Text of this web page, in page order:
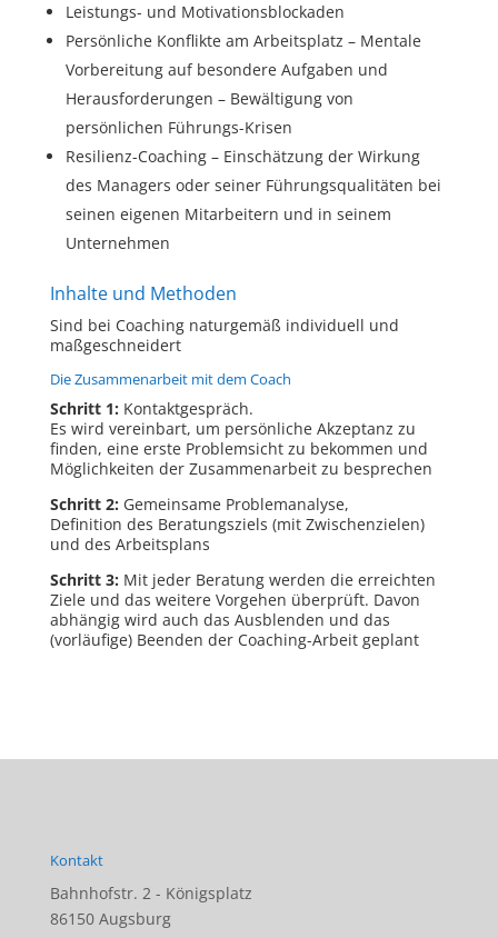
Leistungs- und Motivationsblockaden
Persönliche Konflikte am Arbeitsplatz – Mentale
Vorbereitung auf besondere Aufgaben und
Herausforderungen – Bewältigung von
persönlichen Führungs-Krisen
Resilienz-Coaching – Einschätzung der Wirkung
des Managers oder seiner Führungsqualitäten bei
seinen eigenen Mitarbeitern und in seinem
Unternehmen
Inhalte und Methoden
Sind bei Coaching naturgemäß individuell und
maßgeschneidert
Die Zusammenarbeit mit dem Coach
Schritt 1: Kontaktgespräch.
Es wird vereinbart, um persönliche Akzeptanz zu
finden, eine erste Problemsicht zu bekommen und
Möglichkeiten der Zusammenarbeit zu besprechen
Schritt 2: Gemeinsame Problemanalyse,
Definition des Beratungsziels (mit Zwischenzielen)
und des Arbeitsplans
Schritt 3: Mit jeder Beratung werden die erreichten
Ziele und das weitere Vorgehen überprüft. Davon
abhängig wird auch das Ausblenden und das
(vorläufige) Beenden der Coaching-Arbeit geplant
Kontakt
Bahnhofstr. 2 - Königsplatz
86150 Augsburg